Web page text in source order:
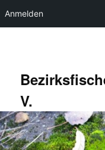
Anmelden
V.